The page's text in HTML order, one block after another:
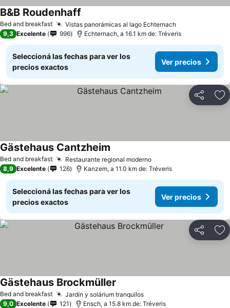
Bed and breakfast Vistas panorámicas al lago Echternach
B&B Roudenhaff
9,3 Excelente 996 Echternach, a 16.1 km de: Tréveris
Seleccioná las fechas para ver los
precios exactos
Ver precios
Compartir
Bed and breakfast Restaurante regional moderno
Gästehaus Cantzheim
8,9 Excelente 126 Kanzem, a 11.0 km de: Tréveris
Seleccioná las fechas para ver los
precios exactos
Ver precios
Compartir
Bed and breakfast Jardín y solárium tranquilos
Gästehaus Brockmüller
9,0 Excelente 121 Ensch, a 15.8 km de: Tréveris